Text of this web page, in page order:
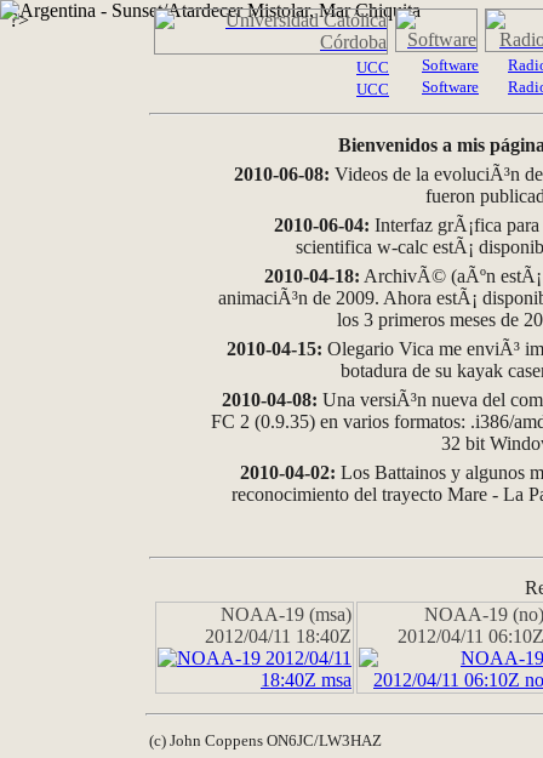
?>
UCC
UCC
Software
Software
Bienvenidos a mis
2010-06-08: Videos de la evoluciÃ³n
fueron
2010-06-04: Interfaz grÃ¡fica
scientifica w-calc estÃ¡
2010-04-18: ArchivÃ© (aÃºn
animaciÃ³n de 2009. Ahora estÃ¡
los 3 primeros meses de
2010-04-15: Olegario Vica me enviÃ³
botadura de su kayak
2010-04-08: Una versiÃ³n nueva del
FC 2 (0.9.35) en varios formatos: .i386/
32 bit
2010-04-02: Los Battainos y algunos
reconocimiento del trayecto Mare - La
NOAA-19 (msa)
2012/04/11 18:40Z
NOAA-19 (no)
2012/04/11 06:10Z
(c) John Coppens ON6JC/LW3HAZ